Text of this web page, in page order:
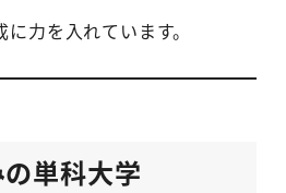
力を入れています。
単科大学